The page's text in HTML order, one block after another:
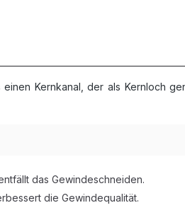
Kernkanal, der als Kernloch
das Gewindeschneiden.
die Gewindequalität.